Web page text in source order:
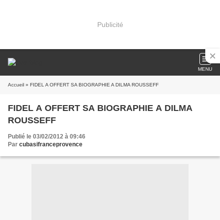
Publicité
MENU
Accueil » FIDEL A OFFERT SA BIOGRAPHIE A DILMA ROUSSEFF
FIDEL A OFFERT SA BIOGRAPHIE A DILMA
ROUSSEFF
Publié le 03/02/2012 à 09:46
Par cubasifranceprovence